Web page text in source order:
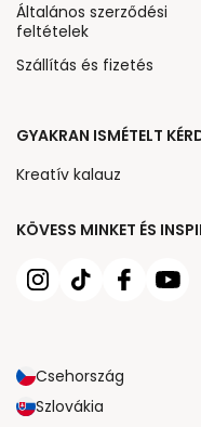
KÖVESS MINKET ÉS
Csehország
Szlovákia
Általános szerződési
feltételek
Szállítás és fizetés
GYAKRAN ISMÉTELT
Kreatív kalauz